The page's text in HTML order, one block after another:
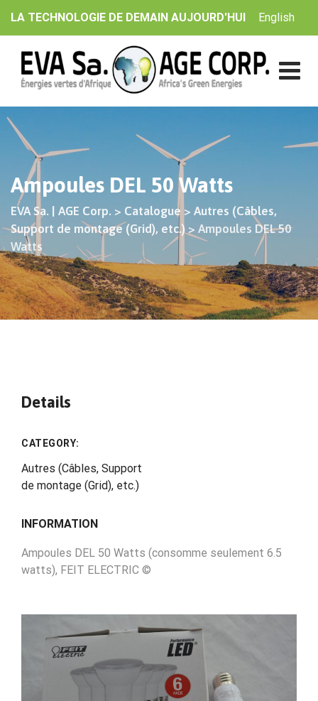
LA TECHNOLOGIE DE DEMAIN AUJOURD'HUI English
Ampoules DEL 50 Watts
EVA Sa. | AGE Corp. > Catalogue > Autres (Câbles,
Support de montage (Grid), etc.) > Ampoules DEL 50
Watts
Details
CATEGORY:
Autres (Câbles, Support
de montage (Grid), etc.)
INFORMATION
Ampoules DEL 50 Watts (consomme seulement 6.5
watts), FEIT ELECTRIC ©